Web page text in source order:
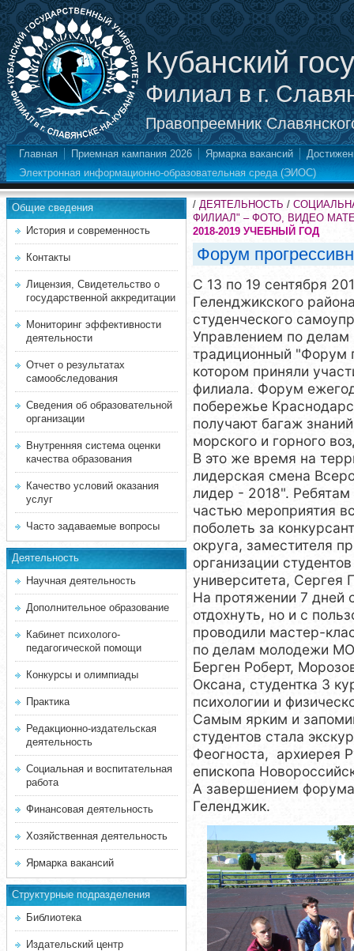
Кубанский
Филиал в г.
Правопреемник
Главная Приемная кампания 2026 Ярмарка вакансий
Электронная информационно-образовательная среда (ЭИОС)
Общие сведения
История и современность
Контакты
Лицензия, Свидетельство о
государственной аккредитации
Мониторинг эффективности
деятельности
Отчет о результатах
самообследования
Сведения об образовательной
организации
Внутренняя система оценки
качества образования
Качество условий оказания
услуг
Часто задаваемые вопросы
Деятельность
Научная деятельность
Дополнительное образование
Кабинет психолого-
педагогической помощи
Конкурсы и олимпиады
Практика
Редакционно-издательская
деятельность
Социальная и воспитательная
работа
Финансовая деятельность
Хозяйственная деятельность
Ярмарка вакансий
Структурные подразделения
Библиотека
Издательский центр
/ ДЕЯТЕЛЬНОСТЬ /
ФИЛИАЛ" – ФОТО, ВИДЕО
2018-2019 УЧЕБНЫЙ ГОД
Форум
С 13 по 19 сентября
Геленджикского
студенческого
Управлением по
традиционный "Форум
котором приняли
филиала. Форум
побережье
получают багаж
морского и горного
В это же время на
лидерская смена
лидер - 2018".
частью мероприятия
поболеть за
округа, заместителя
организации
университета, Сергея
На протяжении 7 дней
отдохнуть, но и с
проводили мастер-
по делам молодежи МО
Берген Роберт,
Оксана, студентка 3
психологии и
Самым ярким и
студентов стала
Феогноста, архиерея
епископа
А завершением форума
Геленджик.